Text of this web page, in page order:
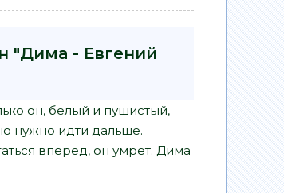
"Дима - Евгений
он, белый и пушистый,
нужно идти дальше.
вперед, он умрет. Дима